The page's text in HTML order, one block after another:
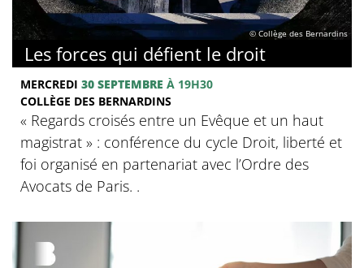
© Collège des Bernardins
Les forces qui défient le droit
MERCREDI 30 SEPTEMBRE À 19H30
COLLÈGE DES BERNARDINS
« Regards croisés entre un Evêque et un haut
magistrat » : conférence du cycle Droit, liberté et
foi organisé en partenariat avec l’Ordre des
Avocats de Paris. .